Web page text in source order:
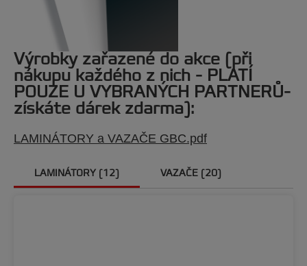
Výrobky zařazené do akce (při
nákupu každého z nich - PLATÍ
POUZE U VYBRANÝCH PARTNERŮ-
získáte dárek zdarma):
LAMINÁTORY a VAZAČE GBC.pdf
LAMINÁTORY (12) VAZAČE (20)